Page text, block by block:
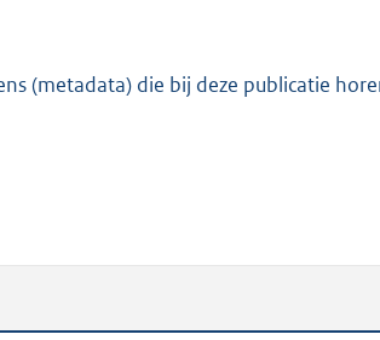
(metadata) die bij deze publicatie